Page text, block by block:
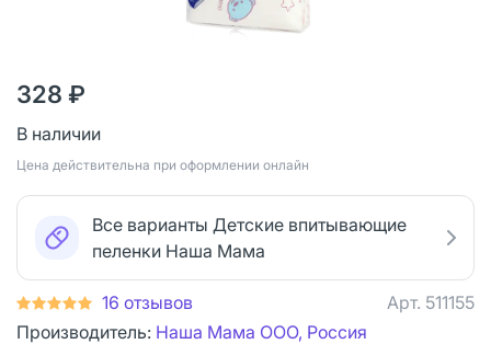
328 ₽
В наличии
Цена действительна при оформлении онлайн
Все варианты Детские впитывающие
пеленки Наша Мама
16 отзывов Арт. 511155
Производитель: Наша Мама ООО, Россия